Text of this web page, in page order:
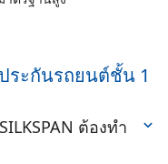
ระกันรถยนต์ชั้น 1
ต้องทำ